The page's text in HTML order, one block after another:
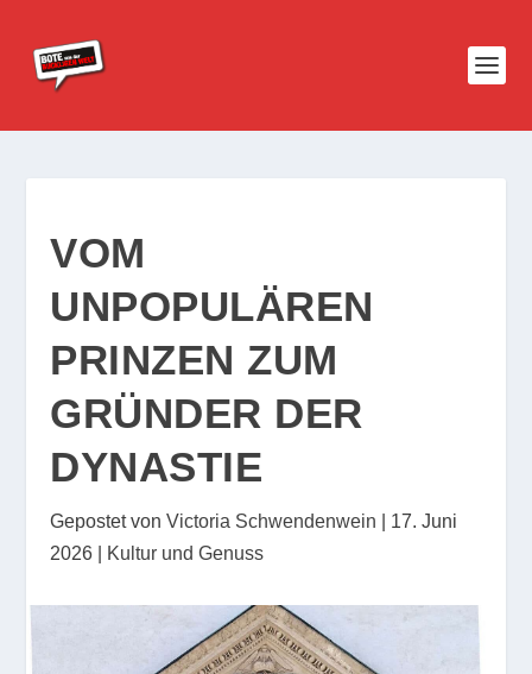
VOM
UNPOPULÄREN
PRINZEN ZUM
GRÜNDER DER
DYNASTIE
Gepostet vonVictoria Schwendenwein
17. Juni
2026
Kultur und Genuss